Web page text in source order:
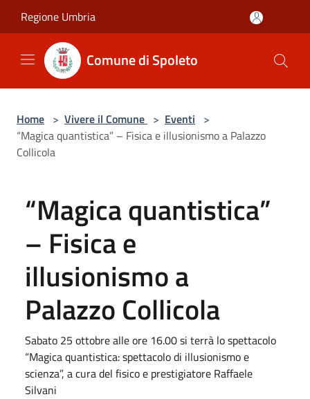
Regione Umbria
Comune di Spoleto
Home > Vivere il Comune > Eventi >
“Magica quantistica” – Fisica e illusionismo a Palazzo
Collicola
“Magica quantistica”
– Fisica e
illusionismo a
Palazzo Collicola
Sabato 25 ottobre alle ore 16.00 si terrà lo spettacolo
“Magica quantistica: spettacolo di illusionismo e
scienza”, a cura del fisico e prestigiatore Raffaele
Silvani